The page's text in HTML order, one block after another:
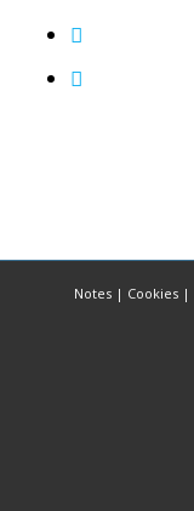
Notes | Cookies |